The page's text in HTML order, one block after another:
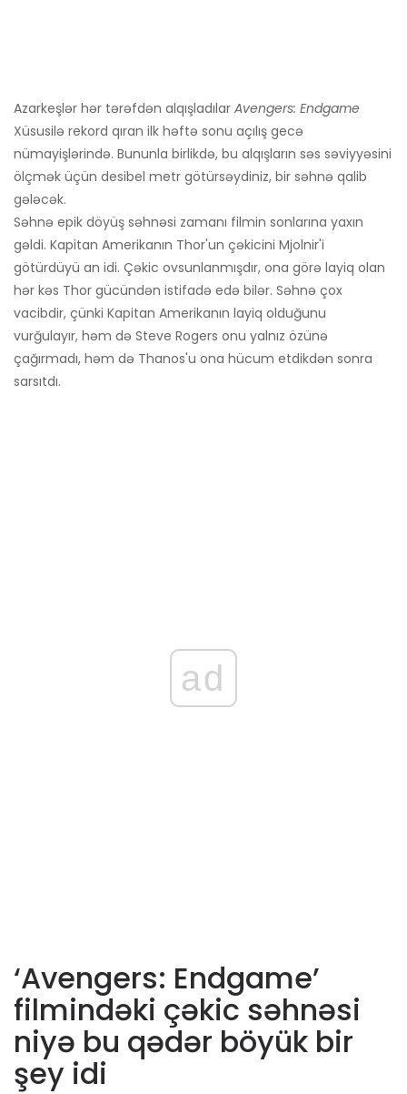
Azarkeşlər hər tərəfdən alqışladılar Avengers: Endgame
Xüsusilə rekord qıran ilk həftə sonu açılış gecə
nümayişlərində. Bununla birlikdə, bu alqışların səs səviyyəsini
ölçmək üçün desibel metr götürsəydiniz, bir səhnə qalib
gələcək.
Səhnə epik döyüş səhnəsi zamanı filmin sonlarına yaxın
gəldi. Kapitan Amerikanın Thor'un çəkicini Mjolnir'i
götürdüyü an idi. Çəkic ovsunlanmışdır, ona görə layiq olan
hər kəs Thor gücündən istifadə edə bilər. Səhnə çox
vacibdir, çünki Kapitan Amerikanın layiq olduğunu
vurğulayır, həm də Steve Rogers onu yalnız özünə
çağırmadı, həm də Thanos'u ona hücum etdikdən sonra
sarsıtdı.
ad
‘Avengers: Endgame’
filmindəki çəkic səhnəsi
niyə bu qədər böyük bir
şey idi